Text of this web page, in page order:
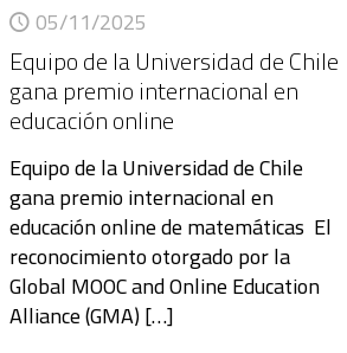
05/11/2025
Equipo de la Universidad de Chile
gana premio internacional en
educación online
Equipo de la Universidad de Chile
gana premio internacional en
educación online de matemáticas El
reconocimiento otorgado por la
Global MOOC and Online Education
Alliance (GMA)[…]